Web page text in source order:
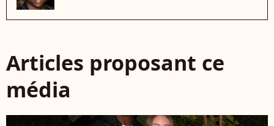
Articles proposant ce
média